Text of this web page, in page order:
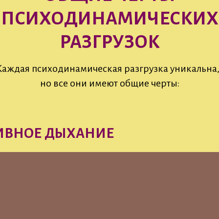
ПСИХОДИНАМИЧЕСКИХ
РАЗГРУЗОК
психодинамическая разгрузка
но все они имеют общие черты:
ДЫХАНИЕ